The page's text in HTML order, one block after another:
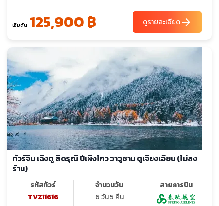
เริ่มต้น 125,900 ฿ ดูรายละเอียดarrow_forward
ทัวร์จีน เฉิงตู สี่ดรุณี ปี้เผิงโกว วาวูซาน ตูเจียงเอี้ยน (ไม่ลง
ร้าน)
รหัสทัวร์
TVZ11616
จำนวนวัน
6 วัน 5 คืน
สายการบิน